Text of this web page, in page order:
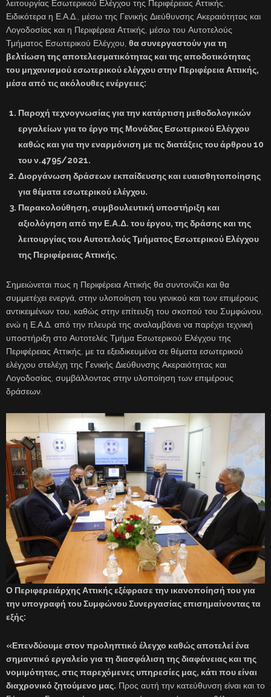
λειτουργίας Εσωτερικού Ελέγχου της Περιφέρειας Αττικής.
Ειδικότερα η Ε.Α.Δ., μέσω της Γενικής Διεύθυνσης Ακεραιότητας και
Λογοδοσίας και η Περιφέρεια Αττικής, μέσω του Αυτοτελούς
Τμήματος Εσωτερικού Ελέγχου, θα συνεργαστούν για τη
βελτίωση της αποτελεσματικότητας και της αποδοτικότητας
του μηχανισμού εσωτερικού ελέγχου στην Περιφέρεια Αττικής,
μέσα από τις ακόλουθες ενέργειες:
Παροχή τεχνογνωσίας για την κατάρτιση μεθοδολογικών
εργαλείων για το έργο της Μονάδας Εσωτερικού Ελέγχου
καθώς και για την εναρμόνιση με τις διατάξεις του άρθρου 10
του ν.4795/2021.
Διοργάνωση δράσεων εκπαίδευσης και ευαισθητοποίησης
για θέματα εσωτερικού ελέγχου.
Παρακολούθηση, συμβουλευτική υποστήριξη και
αξιολόγηση από την Ε.Α.Δ. του έργου, της δράσης και της
λειτουργίας του Αυτοτελούς Τμήματος Εσωτερικού Ελέγχου
της Περιφέρειας Αττικής.
Σημειώνεται πως η Περιφέρεια Αττικής θα συντονίζει και θα
συμμετέχει ενεργά, στην υλοποίηση του γενικού και των επιμέρους
αντικειμένων του, καθώς στην επίτευξη του σκοπού του Συμφώνου,
ενώ η Ε.Α.Δ. από την πλευρά της αναλαμβάνει να παρέχει τεχνική
υποστήριξη στο Αυτοτελές Τμήμα Εσωτερικού Ελέγχου της
Περιφέρειας Αττικής, με τα εξειδικευμένα σε θέματα εσωτερικού
ελέγχου στελέχη της Γενικής Διεύθυνσης Ακεραιότητας και
Λογοδοσίας, συμβάλλοντας στην υλοποίηση των επιμέρους
δράσεων.
Ο Περιφερειάρχης Αττικής εξέφρασε την ικανοποίησή του για
την υπογραφή του Συμφώνου Συνεργασίας επισημαίνοντας τα
εξής:
«Επενδύουμε στον προληπτικό έλεγχο καθώς αποτελεί ένα
σημαντικό εργαλείο για τη διασφάλιση της διαφάνειας και της
νομιμότητας, στις παρεχόμενες υπηρεσίες μας, κάτι που είναι
διαχρονικό ζητούμενο μας. Προς αυτή την κατεύθυνση είναι και το